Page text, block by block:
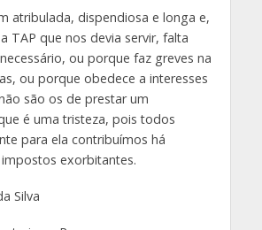
atribulada, dispendiosa e longa e,
TAP que nos devia servir, falta
ou porque faz greves na
ou porque obedece a interesses
são os de prestar um
é uma tristeza, pois todos
para ela contribuímos há
exorbitantes.
Silva